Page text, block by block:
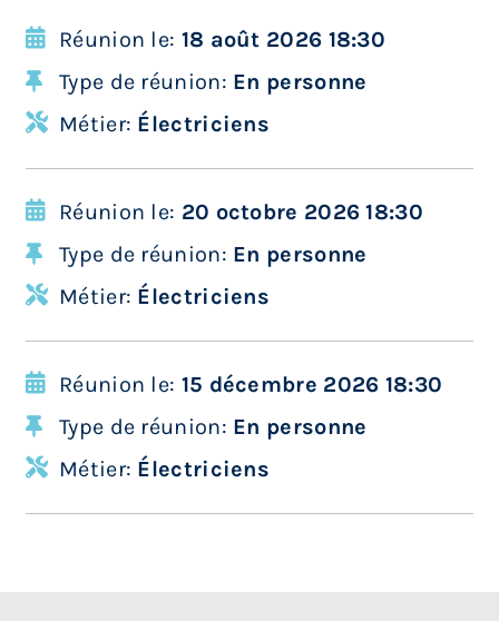
Réunion le: 18 août 2026 18:30
Type de réunion: En personne
Métier: Électriciens
Réunion le: 20 octobre 2026 18:30
Type de réunion: En personne
Métier: Électriciens
Réunion le: 15 décembre 2026 18:30
Type de réunion: En personne
Métier: Électriciens